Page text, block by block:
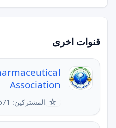
قنوات اخرى
Association
☆ المشتركين: 571